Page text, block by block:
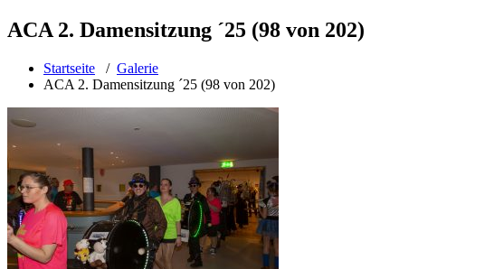
ACA 2. Damensitzung ´25 (98 von 202)
Startseite / Galerie
ACA 2. Damensitzung ´25 (98 von 202)